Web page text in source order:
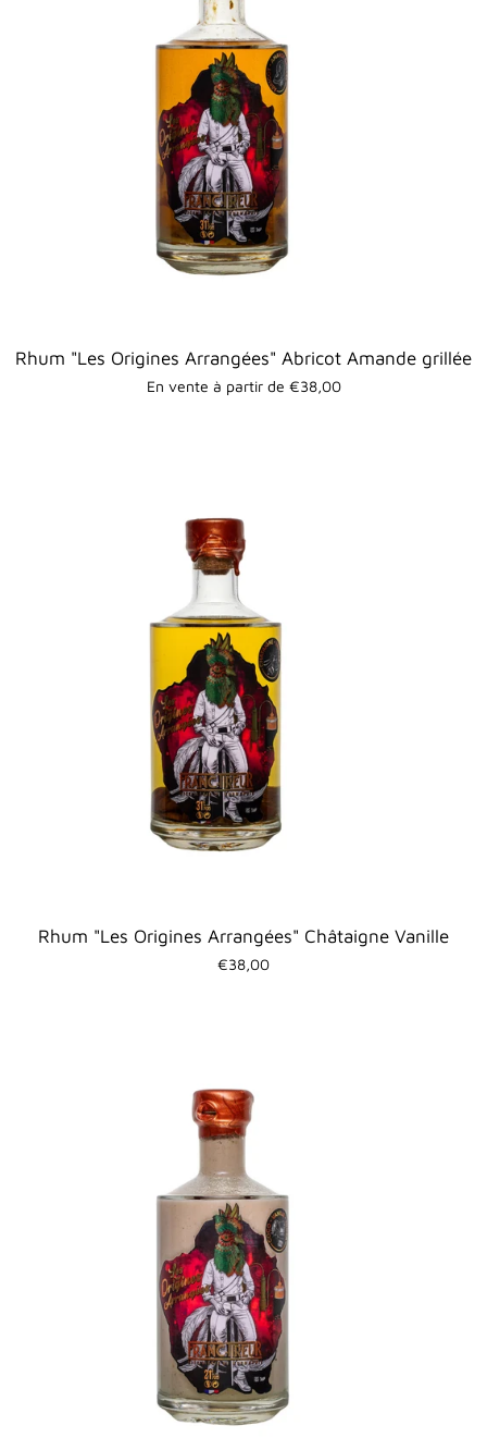
Rhum "Les Origines Arrangées" Abricot Amande grillée
En vente à partir de €38,00
Rhum "Les Origines Arrangées" Châtaigne Vanille
€38,00